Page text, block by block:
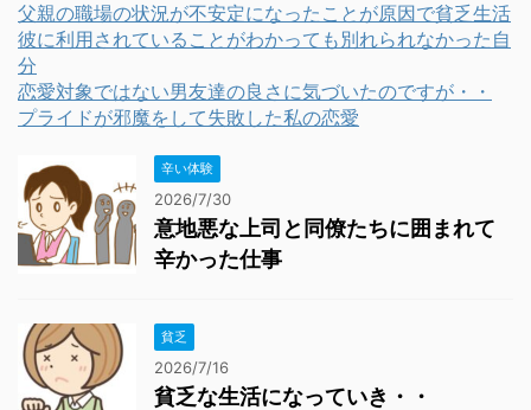
父親の職場の状況が不安定になったことが原因で貧乏生活
彼に利用されていることがわかっても別れられなかった自
分
恋愛対象ではない男友達の良さに気づいたのですが・・
プライドが邪魔をして失敗した私の恋愛
辛い体験
2026/7/30
意地悪な上司と同僚たちに囲まれて
辛かった仕事
貧乏
2026/7/16
貧乏な生活になっていき・・